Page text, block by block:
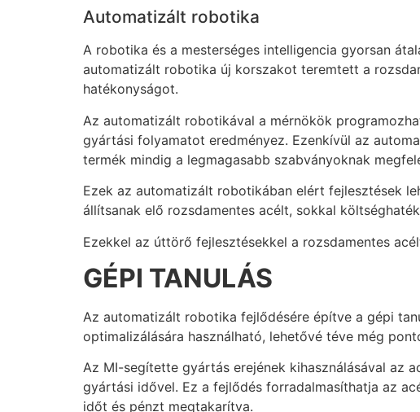
Automatizált robotika
A robotika és a mesterséges intelligencia gyorsan
automatizált robotika új korszakot teremtett a
hatékonyságot.
Az automatizált robotikával a mérnökök
gyártási folyamatot eredményez. Ezenkívül az
termék mindig a legmagasabb szabványoknak
Ezek az automatizált robotikában elért fejlesztések
állítsanak elő rozsdamentes acélt, sokkal
Ezekkel az úttörő fejlesztésekkel a rozsdamentes
GÉPI TANULÁS
Az automatizált robotika fejlődésére építve a gépi
optimalizálására használható, lehetővé téve még
Az MI-segítette gyártás erejének kihasználásával az
gyártási idővel. Ez a fejlődés forradalmasíthatja az
időt és pénzt megtakarítva.